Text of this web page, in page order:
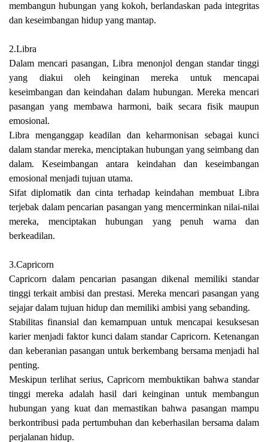
membangun hubungan yang kokoh, berlandaskan pada integritas
dan keseimbangan hidup yang mantap.
2.Libra
Dalam mencari pasangan, Libra menonjol dengan standar tinggi
yang diakui oleh keinginan mereka untuk mencapai
keseimbangan dan keindahan dalam hubungan. Mereka mencari
pasangan yang membawa harmoni, baik secara fisik maupun
emosional.
Libra menganggap keadilan dan keharmonisan sebagai kunci
dalam standar mereka, menciptakan hubungan yang seimbang dan
dalam. Keseimbangan antara keindahan dan keseimbangan
emosional menjadi tujuan utama.
Sifat diplomatik dan cinta terhadap keindahan membuat Libra
terjebak dalam pencarian pasangan yang mencerminkan nilai-nilai
mereka, menciptakan hubungan yang penuh warna dan
berkeadilan.
3.Capricorn
Capricorn dalam pencarian pasangan dikenal memiliki standar
tinggi terkait ambisi dan prestasi. Mereka mencari pasangan yang
sejajar dalam tujuan hidup dan memiliki ambisi yang sebanding.
Stabilitas finansial dan kemampuan untuk mencapai kesuksesan
karier menjadi faktor kunci dalam standar Capricorn. Ketenangan
dan keberanian pasangan untuk berkembang bersama menjadi hal
penting.
Meskipun terlihat serius, Capricorn membuktikan bahwa standar
tinggi mereka adalah hasil dari keinginan untuk membangun
hubungan yang kuat dan memastikan bahwa pasangan mampu
berkontribusi pada pertumbuhan dan keberhasilan bersama dalam
perjalanan hidup.